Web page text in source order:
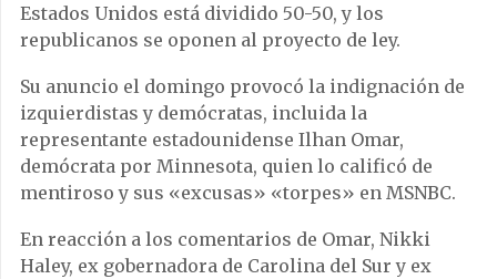
Estados Unidos está dividido 50-50, y los
republicanos se oponen al proyecto de ley.
Su anuncio el domingo provocó la indignación de
izquierdistas y demócratas, incluida la
representante estadounidense Ilhan Omar,
demócrata por Minnesota, quien lo calificó de
mentiroso y sus «excusas» «torpes» en MSNBC.
En reacción a los comentarios de Omar, Nikki
Haley, ex gobernadora de Carolina del Sur y ex